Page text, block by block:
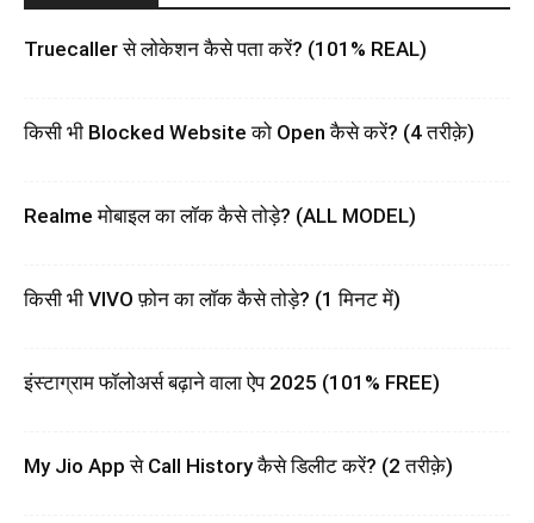
Truecaller से लोकेशन कैसे पता करें? (101% REAL)
किसी भी Blocked Website को Open कैसे करें? (4 तरीक़े)
Realme मोबाइल का लॉक कैसे तोड़े? (ALL MODEL)
किसी भी VIVO फ़ोन का लॉक कैसे तोड़े? (1 मिनट में)
इंस्टाग्राम फॉलोअर्स बढ़ाने वाला ऐप 2025 (101% FREE)
My Jio App से Call History कैसे डिलीट करें? (2 तरीक़े)